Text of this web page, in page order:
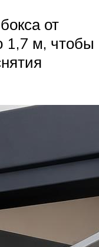
от
1,7 м, чтобы